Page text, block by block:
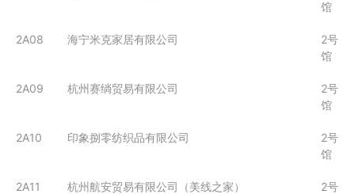
馆
2A08 海宁米克家居有限公司
2号
馆
2A09 杭州赛绱贸易有限公司
2号
馆
2A10 印象捌零纺织品有限公司
2号
馆
2A11 杭州航安贸易有限公司（美线之家）
2号